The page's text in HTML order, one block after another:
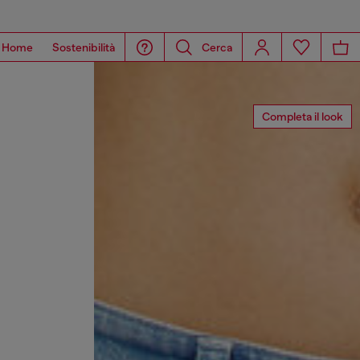
Home Sostenibilità Cerca
Completa il look